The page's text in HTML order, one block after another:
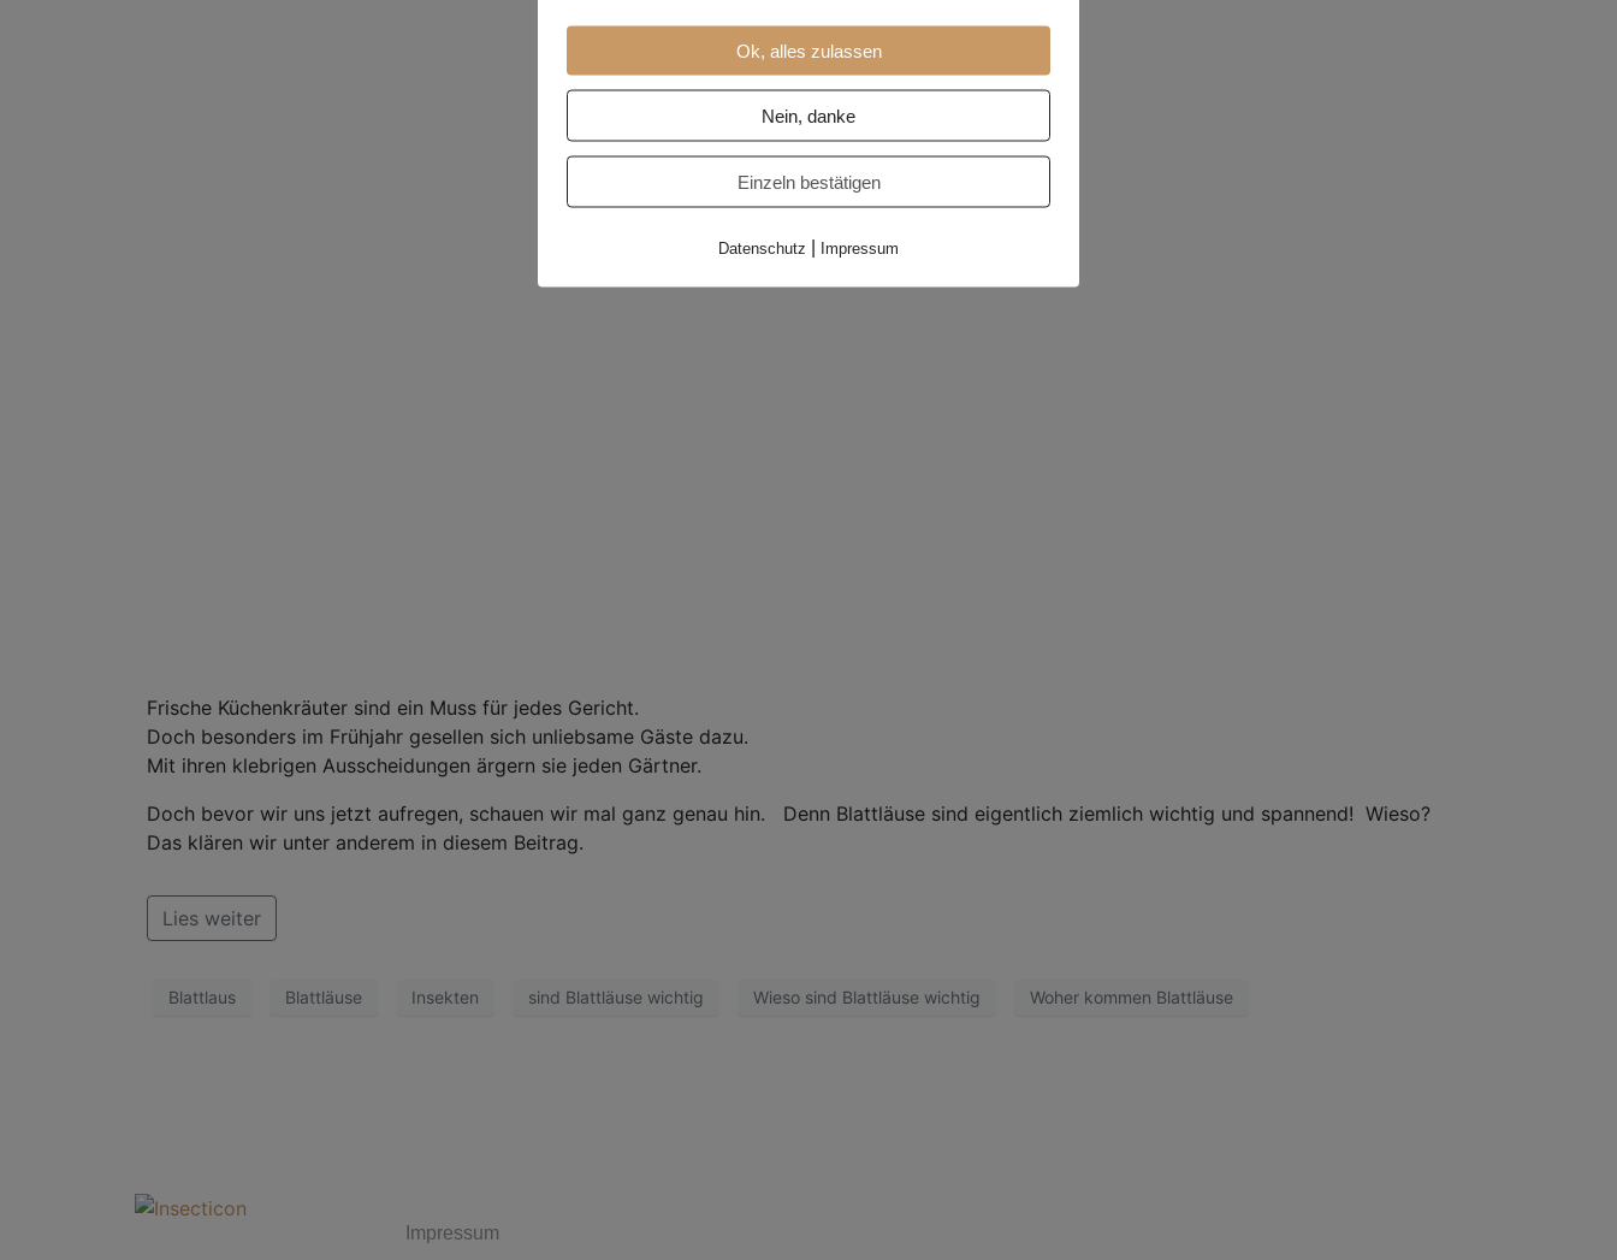
Frische Küchenkräuter sind ein Muss für jedes Gericht.
Doch besonders im Frühjahr gesellen sich unliebsame Gäste dazu.
Mit ihren klebrigen Ausscheidungen ärgern sie jeden Gärtner.
Doch bevor wir uns jetzt aufregen, schauen wir mal ganz genau hin. Denn Blattläuse sind eigentlich ziemlich wichtig und spannend! Wieso?
Das klären wir unter anderem in diesem Beitrag.
Lies weiter
Blattlaus Blattläuse Insekten sind Blattläuse wichtig Wieso sind Blattläuse wichtig Woher kommen Blattläuse
Impressum
Ok, alles zulassen
Nein, danke
Einzeln bestätigen
Datenschutz Impressum